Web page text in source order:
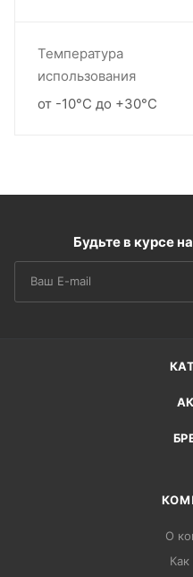
Температура
использования
от -10°С до +30°С
Будьте в курсе
О
Как